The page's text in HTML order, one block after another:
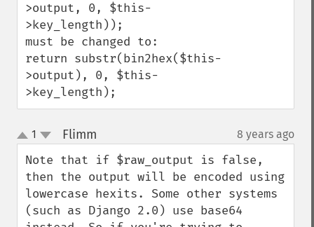
>output, 0, $this-
>key_length));
must be changed to:
return substr(bin2hex($this-
>output), 0, $this-
>key_length);
up
down
1 Flimm 8 years ago
Note that if $raw_output is false,
then the output will be encoded using
lowercase hexits. Some other systems
(such as Django 2.0) use base64